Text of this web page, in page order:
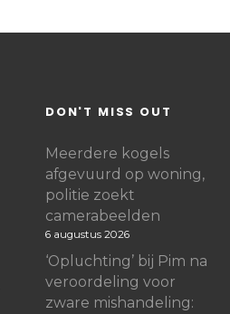
DON'T MISS OUT
Meerdere kogels
afgevuurd op woning,
politie zoekt
camerabeelden
6 augustus 2026
‘Opluchting’ bij Pim na
veroordeling voor
zware mishandeling: